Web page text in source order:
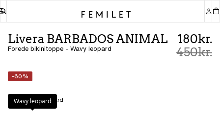
Livera BARBADOS ANIMAL
Forede bikinitoppe - Wavy leopard
180kr.
450kr.
-60%
Farve:Wavy leopard
Wavy leopard